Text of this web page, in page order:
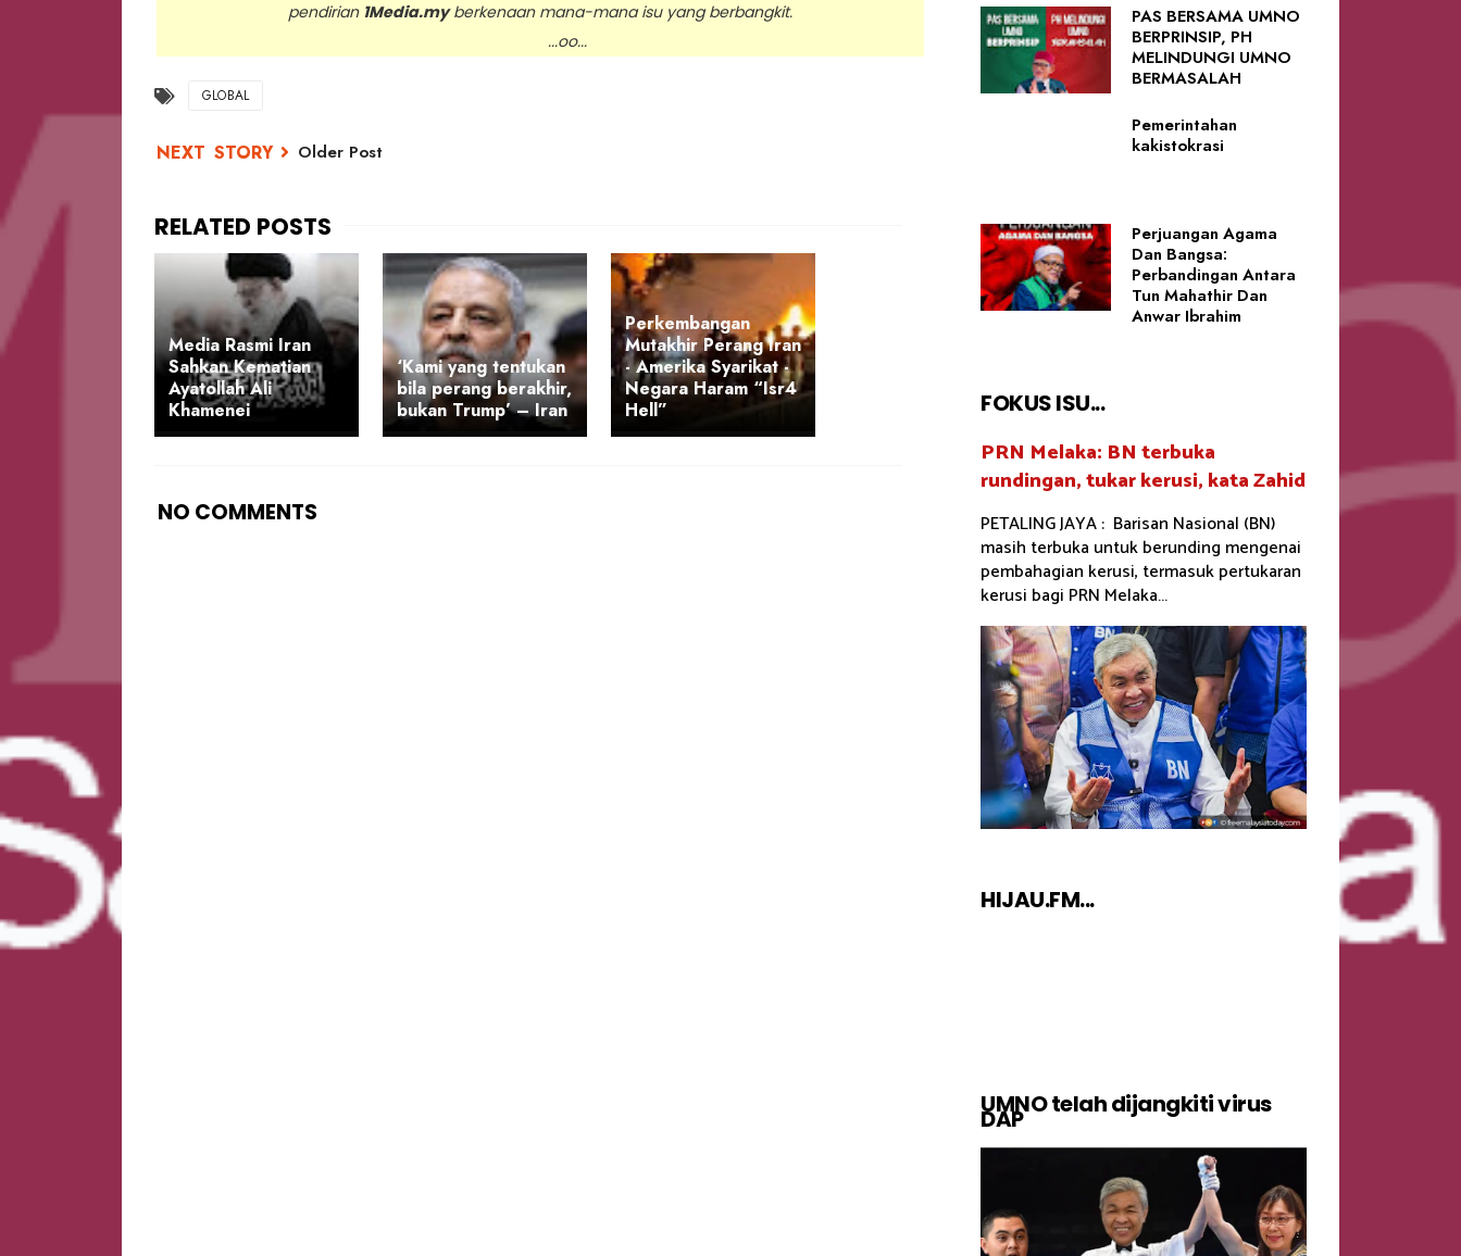
pendirian 1Media.myberkenaan mana-mana isu yang berbangkit.
...oo...
GLOBAL
Older Post
Media Rasmi Iran
Sahkan Kematian
Ayatollah Ali
Khamenei
‘Kami yang tentukan
bila perang berakhir,
bukan Trump’ – Iran
Perkembangan
Mutakhir Perang Iran
- Amerika Syarikat -
Negara Haram “Isr4
Hell”
NO COMMENTS
PAS BERSAMA UMNO
BERPRINSIP, PH
MELINDUNGI UMNO
BERMASALAH
Pemerintahan
kakistokrasi
Perjuangan Agama
Dan Bangsa:
Perbandingan Antara
Tun Mahathir Dan
Anwar Ibrahim
FOKUS ISU...
PRN Melaka: BN terbuka
rundingan, tukar kerusi, kata Zahid
PETALING JAYA : Barisan Nasional (BN)
masih terbuka untuk berunding mengenai
pembahagian kerusi, termasuk pertukaran
kerusi bagi PRN Melaka...
HIJAU.FM...
UMNO telah dijangkiti virus
DAP